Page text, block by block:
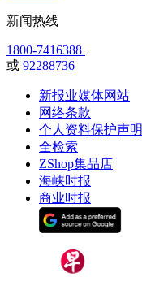
新闻热线
1800-7416388
或 92288736
新报业媒体网站
网络条款
个人资料保护声明
全检索
ZShop集品店
海峡时报
商业时报